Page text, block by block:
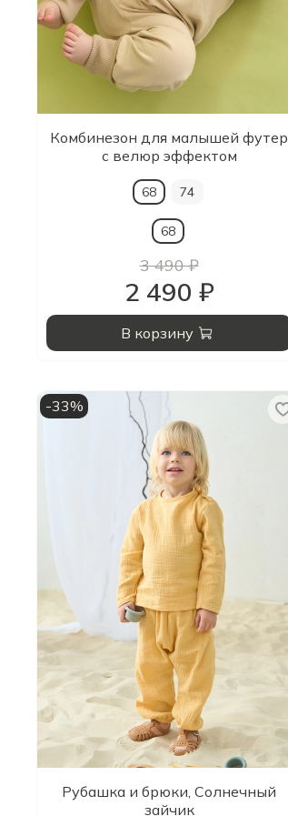
Комбинезон для малышей футер
с велюр эффектом
68 74
68
3 490 ₽
2 490 ₽
В корзину
-33%
Рубашка и брюки, Солнечный
зайчик